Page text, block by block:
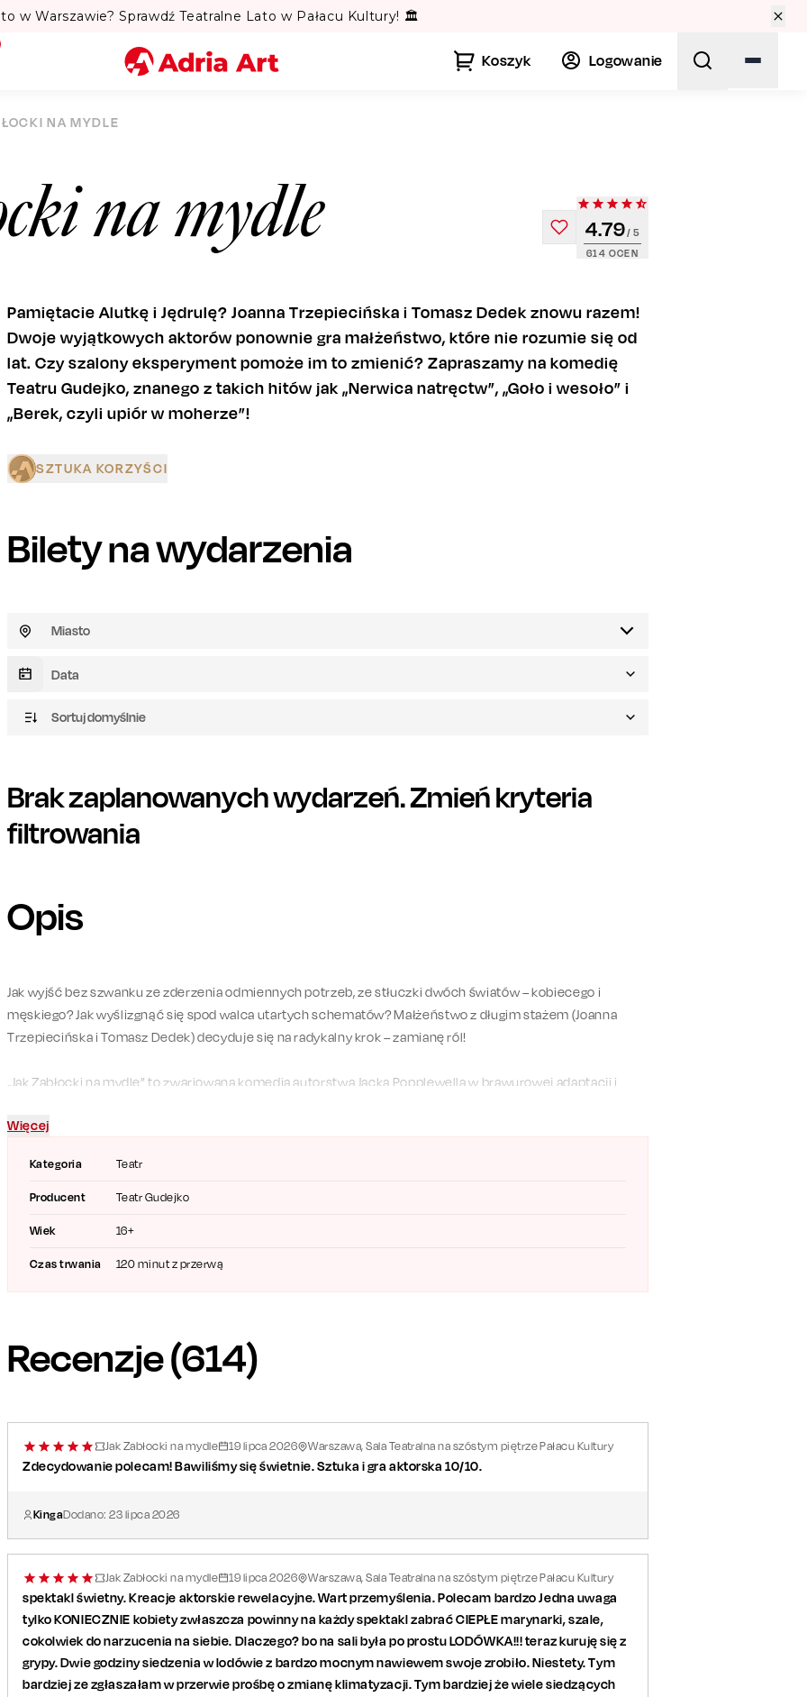
w Warszawie? Sprawdź Teatralne Lato w Pałacu Kultury! 🏛️
Koszyk Logowanie
Szukaj
NA MYDLE
na mydle 4.79/ 5
614 OCEN
Pamiętacie Alutkę i Jędrulę? Joanna Trzepiecińska i Tomasz Dedek znowu razem!
Dwoje wyjątkowych aktorów ponownie gra małżeństwo, które nie rozumie się od
lat. Czy szalony eksperyment pomoże im to zmienić? Zapraszamy na komedię
Teatru Gudejko, znanego z takich hitów jak „Nerwica natręctw”, „Goło i wesoło” i
„Berek, czyli upiór w moherze”!
SZTUKA KORZYŚCI
Bilety na wydarzenia
Miasto
Sortuj domyślnie
Brak zaplanowanych wydarzeń. Zmień kryteria
filtrowania
Opis
Kategoria Teatr
Producent Teatr Gudejko
Wiek 16+
Czas trwania 120 minut z przerwą
Jak wyjść bez szwanku ze zderzenia odmiennych potrzeb, ze stłuczki dwóch światów – kobiecego i
męskiego? Jak wyślizgnąć się spod walca utartych schematów? Małżeństwo z długim stażem (Joanna
Trzepiecińska i Tomasz Dedek) decyduje się na radykalny krok – zamianę ról!
„Jak Zabłocki na mydle” to zwariowana komedia autorstwa Jacka Popplewella w brawurowej adaptacji i
codziennych stereotypów.
Chcesz się przekonać, kto na tym wszystkim wyjdzie jak przysłowiowy Zabłocki na mydle? Ruszaj śmiało
do teatru i przekonaj się na własne oczy! Sprawdź repertuar występów i zarezerwuj bilety.
Obsada:
Joanna Trzepiecińska
Karolina Piechota
Mikołaj Krawczyk/ Kacper Młynarkiewicz
Autor: Jack Popplewell
Adaptacja i reżyseria: Jerzy Hutek
Więcej
Recenzje (614)
Jak Zabłocki na mydle 19 lipca 2026 Warszawa, Sala Teatralna na szóstym piętrze Pałacu Kultury
Zdecydowanie polecam! Bawiliśmy się świetnie. Sztuka i gra aktorska 10/10.
KingaDodano:23 lipca 2026
Jak Zabłocki na mydle 19 lipca 2026 Warszawa, Sala Teatralna na szóstym piętrze Pałacu Kultury
spektakl świetny. Kreacje aktorskie rewelacyjne. Wart przemyślenia. Polecam bardzo Jedna uwaga
tylko KONIECZNIE kobiety zwłaszcza powinny na każdy spektakl zabrać CIEPŁE marynarki, szale,
cokolwiek do narzucenia na siebie. Dlaczego? bo na sali była po prostu LODÓWKA!!! teraz kuruję się z
grypy. Dwie godziny siedzenia w lodówie z bardzo mocnym nawiewem swoje zrobiło. Niestety. Tym
bardziej ze zgłaszałam w przerwie prośbę o zmianę klimatyzacji. Tym bardziej że wiele siedzących